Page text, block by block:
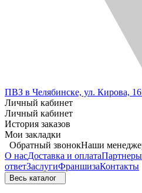
ПВЗ в Челябинске, ул. Кирова,
Личный кабинет
Личный кабинет
История заказов
Мои закладки
Обратный звонокНаши
О насДоставка и оплатаПартнеры
ответЗаслугиФраншизаКонтакты
Весь каталог